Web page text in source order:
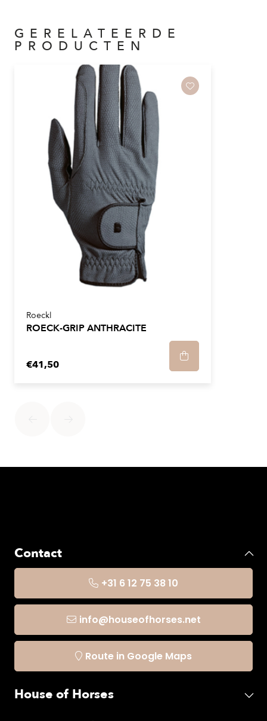
GERELATEERDE
PRODUCTEN
Roeckl
ROECK-GRIP ANTHRACITE
€41,50
Contact
+31 6 12 75 38 10
info@houseofhorses.net
Route in Google Maps
House of Horses